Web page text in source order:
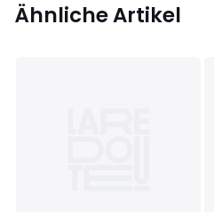
Ähnliche Artikel